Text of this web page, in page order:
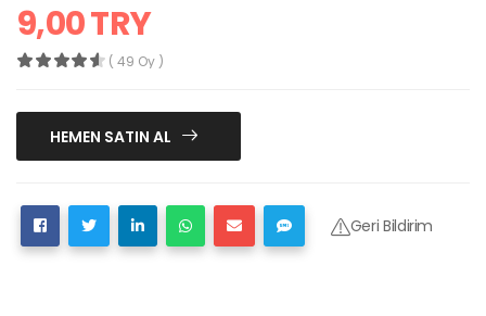
9,00 TRY
( 49 Oy )
HEMEN SATIN AL
Geri Bildirim